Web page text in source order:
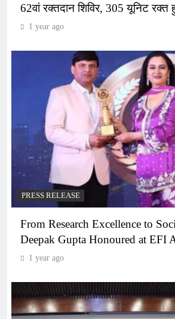
62वां रक्तदान शिविर, 305 यूनिट
1 year ago
PRESS RELEASE
From Research Excellence to
Deepak Gupta Honoured at EFI
1 year ago